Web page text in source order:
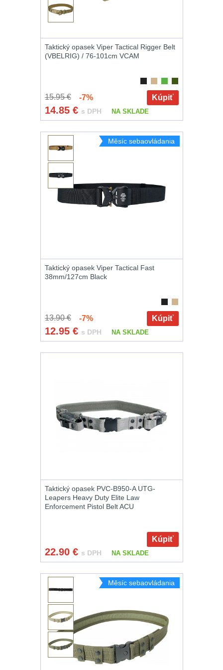
Nože164
Taktická pera4
Lékárničky17
Na přežití25
Ostatní45
ZBRANIAM(661)
svítilny18
Předpažbí55
Přední taktické
mířidla30
Pistolové rukojeti
Dvojnožky 39
Príslušenstvo
Čistenie zbraní38
Taktický opasek Viper Tactical Rigger Belt
(VBELRIG) / 76-101cm VCAM
15.95 €-7% Kúpiť
14.85 € s DPH NA SKLADE
Měsíc sebaovládania
Taktický opasek Viper Tactical Fast
38mm/127cm Black
13.90 €-7% Kúpiť
12.95 € s DPH NA SKLADE
Taktický opasek PVC-B950-A UTG-
Leapers Heavy Duty Elite Law
Enforcement Pistol Belt ACU
Kúpiť
22.90 € s DPH NA SKLADE
Měsíc sebaovládania